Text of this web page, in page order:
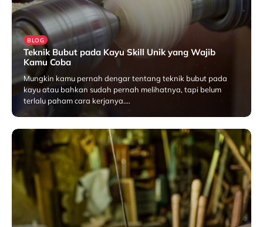
BLOG
Teknik Bubut pada Kayu Skill Unik yang Wajib
Kamu Coba
Mungkin kamu pernah dengar tentang teknik bubut pada
kayu atau bahkan sudah pernah melihatnya, tapi belum
terlalu paham cara kerjanya.…
Oktober 22, 2024